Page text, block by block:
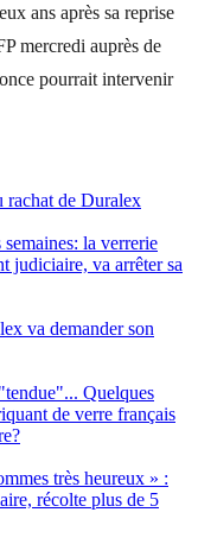
ans après sa reprise
mercredi auprès de
pourrait intervenir
rachat de Duralex
la verrerie
judiciaire, va arrêter sa
va demander son
Quelques
de verre français
très heureux » :
récolte plus de 5